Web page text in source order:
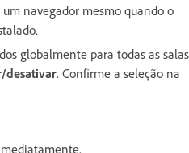
navegador mesmo quando o
globalmente para todas as salas
desativar. Confirme a seleção na